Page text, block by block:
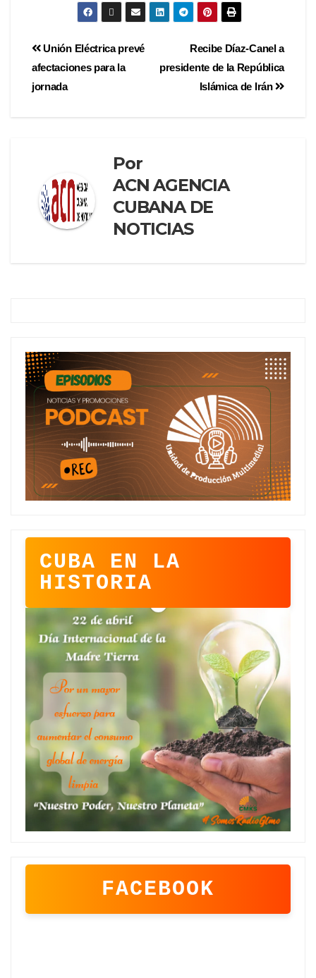
Recibe Díaz-Canel a
presidente de la República
Islámica de Irán
Unión Eléctrica prevé
afectaciones para la
jornada
Por
ACN AGENCIA
CUBANA DE
NOTICIAS
CUBA EN LA
HISTORIA
FACEBOOK